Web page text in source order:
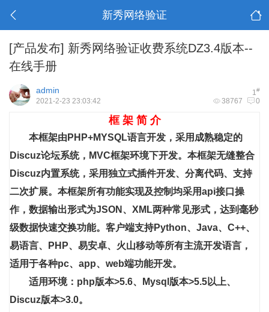
新秀网络验证
[产品发布] 新秀网络验证收费系统DZ3.4版本--
在线手册
1#
admin
38767 0
2021-2-23 23:03:42
框 架 简 介
本框架由PHP+MYSQL语言开发，采用成熟稳定的
Discuz论坛系统，MVC框架环境下开发。本框架无缝整合
Discuz内置系统，采用独立式插件开发、分离代码、支持
二次扩展。本框架所有功能实现及控制均采用api接口操
作，数据输出形式为JSON、XML两种常见形式，达到毫秒
级数据快速交换功能。客户端支持Python、Java、C++、
易语言、PHP、易安卓、火山移动等所有主流开发语言，
适用于各种pc、app、web端功能开发。
适用环境：php版本>5.6、Mysql版本>5.5以上、
Discuz版本>3.0。